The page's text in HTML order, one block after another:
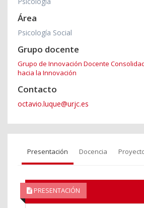
Área
Psicología Social
Grupo docente
Grupo de Innovación Docente
hacia la Innovación
Contacto
octavio.luque@urjc.es
Presentación Docencia
PRESENTACIÓN